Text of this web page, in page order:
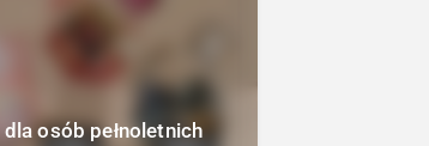
osób pełnoletnich